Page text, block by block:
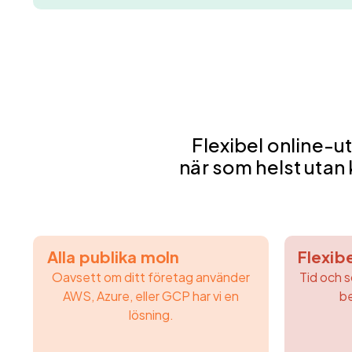
Flexibel online-
när som helst
Alla publika moln
Oavsett om ditt företag använder
AWS, Azure, eller GCP har vi en
lösning.
Tid och